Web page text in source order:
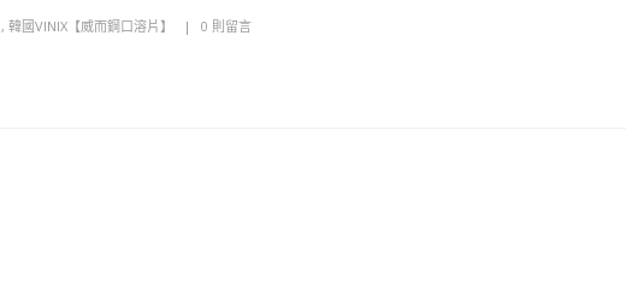
, 韓國VINIX【威而鋼口溶片】 0 則留言